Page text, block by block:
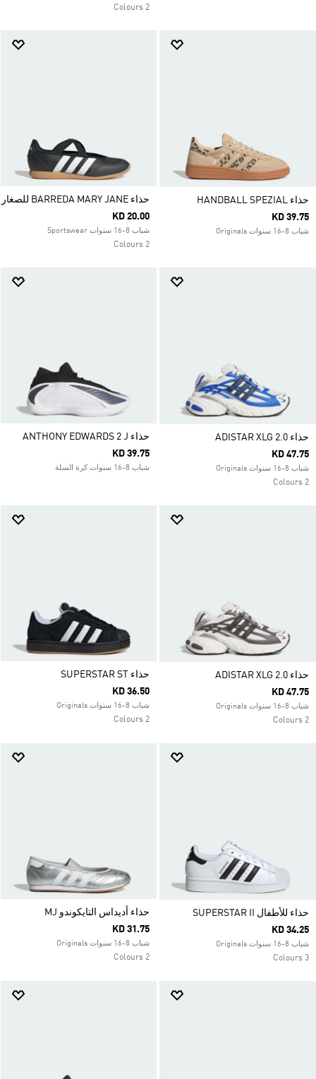
2 Colours
حذاء HANDBALL SPEZIAL
KD 39.75
شباب 8-16 سنوات Originals
حذاء BARREDA MARY JANE للصغار
KD 20.00
شباب 8-16 سنوات Sportswear
2 Colours
حذاء ADISTAR XLG 2.0
KD 47.75
شباب 8-16 سنوات Originals
2 Colours
حذاء ANTHONY EDWARDS 2 J
KD 39.75
شباب 8-16 سنوات كرة السلة
حذاء ADISTAR XLG 2.0
KD 47.75
شباب 8-16 سنوات Originals
2 Colours
حذاء SUPERSTAR ST
KD 36.50
شباب 8-16 سنوات Originals
2 Colours
حذاء للأطفال SUPERSTAR II
KD 34.25
شباب 8-16 سنوات Originals
3 Colours
حذاء أديداس التايكوندو MJ
KD 31.75
شباب 8-16 سنوات Originals
2 Colours